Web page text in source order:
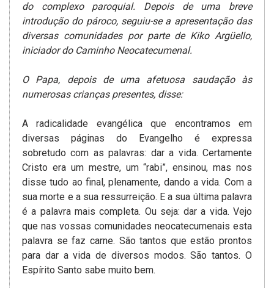
do complexo­ paroquial. Depois de uma breve
introdução do pároco, seguiu-se a apresentação das
diversas comunidades por parte de Kiko Argüello,
iniciador do Caminho Neocatecumenal.
O Papa, depois de uma afetuosa saudação às
numerosas crianças presentes, disse:
A radicalidade evangélica que encontramos em
diversas páginas do Evangelho é expressa
sobretudo com as palavras: dar a vida. Certamente
Cristo era um mestre, um “rabi”, ensinou, mas nos
disse tudo ao final, plenamente, dando a vida. Com a
sua morte e a sua ressurreição. E a sua última palavra
é a palavra mais completa. Ou seja: dar a vida. Vejo
que nas vossas comunidades neocatecumenais esta
palavra se faz carne. São tantos que estão prontos
para dar a vida de diversos modos. São tantos. O
Espírito Santo sabe muito bem.